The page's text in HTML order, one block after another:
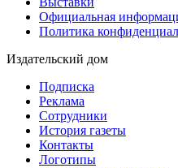
Официальная
Политика
Издательский дом
Подписка
Реклама
Сотрудники
История газеты
Контакты
Логотипы